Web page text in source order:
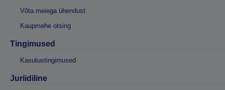
Võta meiega ühendust
Kaupmehe otsing
Tingimused
Kasutustingimused
Juriidiline